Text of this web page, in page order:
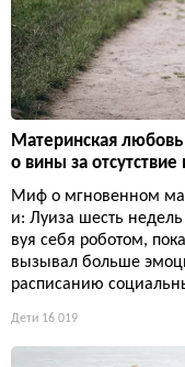
Материнская любовь
о вины за
Миф о мгновенном
и: Луиза шесть
вуя себя роботом,
вызывал больше
расписанию
Дети 16 019